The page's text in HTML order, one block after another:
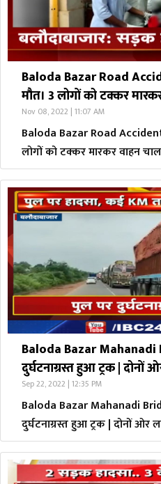
Baloda Bazar Road
मौत। 3 लोगों को टक्कर
Nov 08, 2022 | 11:07 AM
Baloda Bazar Road
लोगों को टक्कर मारकर वाहन
Baloda Bazar
दुर्घटनाग्रस्त हुआ ट्रक | दोनों
Sep 22, 2022 | 12:35 PM
Baloda Bazar Mahanadi
दुर्घटनाग्रस्त हुआ ट्रक | दोनों ओर